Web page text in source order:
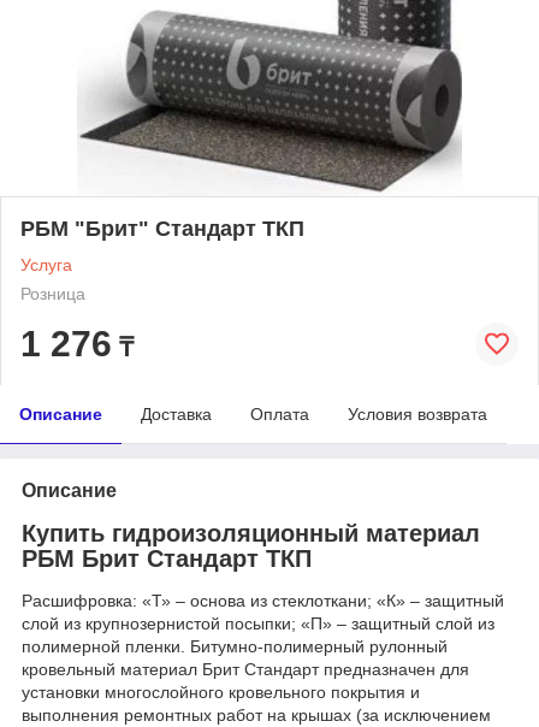
РБМ "Брит" Стандарт ТКП
Услуга
Розница
1 276 ₸
Описание Доставка Оплата Условия возврата
Описание
Купить гидроизоляционный материал
РБМ Брит Стандарт ТКП
Расшифровка: «Т» – основа из стеклоткани; «К» – защитный
слой из крупнозернистой посыпки; «П» – защитный слой из
полимерной пленки. Битумно-полимерный рулонный
кровельный материал Брит Стандарт предназначен для
установки многослойного кровельного покрытия и
выполнения ремонтных работ на крышах (за исключением